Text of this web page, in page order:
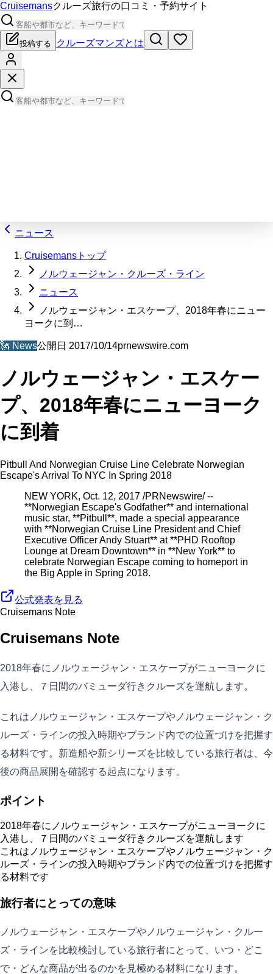
Cruisemansクルーズ旅行の口コミ・予約サイト
投稿する クルーズマンズとは
ニュース
Cruisemansトップ
ノルウェージャン・クルーズ・ライン
ニュース
ノルウェージャン・エスケープ、2018年春にニュー
ヨークに到…
🗽 News公開日 2017/10/14prnewswire.com
ノルウェージャン・エスケー
プ、2018年春にニューヨーク
に到着
Pitbull And Norwegian Cruise Line Celebrate Norwegian
Escape's Arrival To NYC In Spring 2018
NEW YORK, Oct. 12, 2017 /PRNewswire/ --
**Norwegian Escape's Godfather** and international
music star, **Pitbull**, made a special appearance
with **Norwegian Cruise Line President and Chief
Executive Officer Andy Stuart** at **PHD Rooftop
Lounge at Dream Downtown** in **New York** to
celebrate Norwegian Escape coming to homeport in
the Big Apple in Spring 2018.
公式発表を見る
Cruisemans Note
Cruisemans Note
2018年春にノルウェージャン・エスケープがニューヨークに
入港し、７日間のバミューダ行きクルーズを運航します。
これはノルウェージャン・エスケープやノルウェージャン・ク
ルーズ・ラインの投入時期やブランド内での位置づけを把握す
る材料です。新造船や新シリーズを比較している旅行者は、今
後の商品展開を確認する起点になります。
ポイント
2018年春にノルウェージャン・エスケープがニューヨークに
入港し、７日間のバミューダ行きクルーズを運航します
これはノルウェージャン・エスケープやノルウェージャン・ク
ルーズ・ラインの投入時期やブランド内での位置づけを把握す
る材料です
旅行者にとっての意味
ノルウェージャン・エスケープやノルウェージャン・クルー
ズ・ラインを比較検討している旅行者にとって、いつ・どこ
で・どんな商品が出るのかを見極める材料になります。